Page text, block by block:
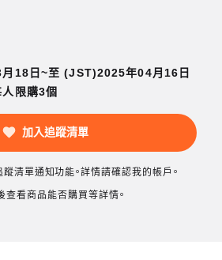
月18日~至 (JST)2025年04月16日
限購3個
加入追蹤清單
清單通知功能。詳情請確認我的帳戶。
查看商品能否購買等詳情。